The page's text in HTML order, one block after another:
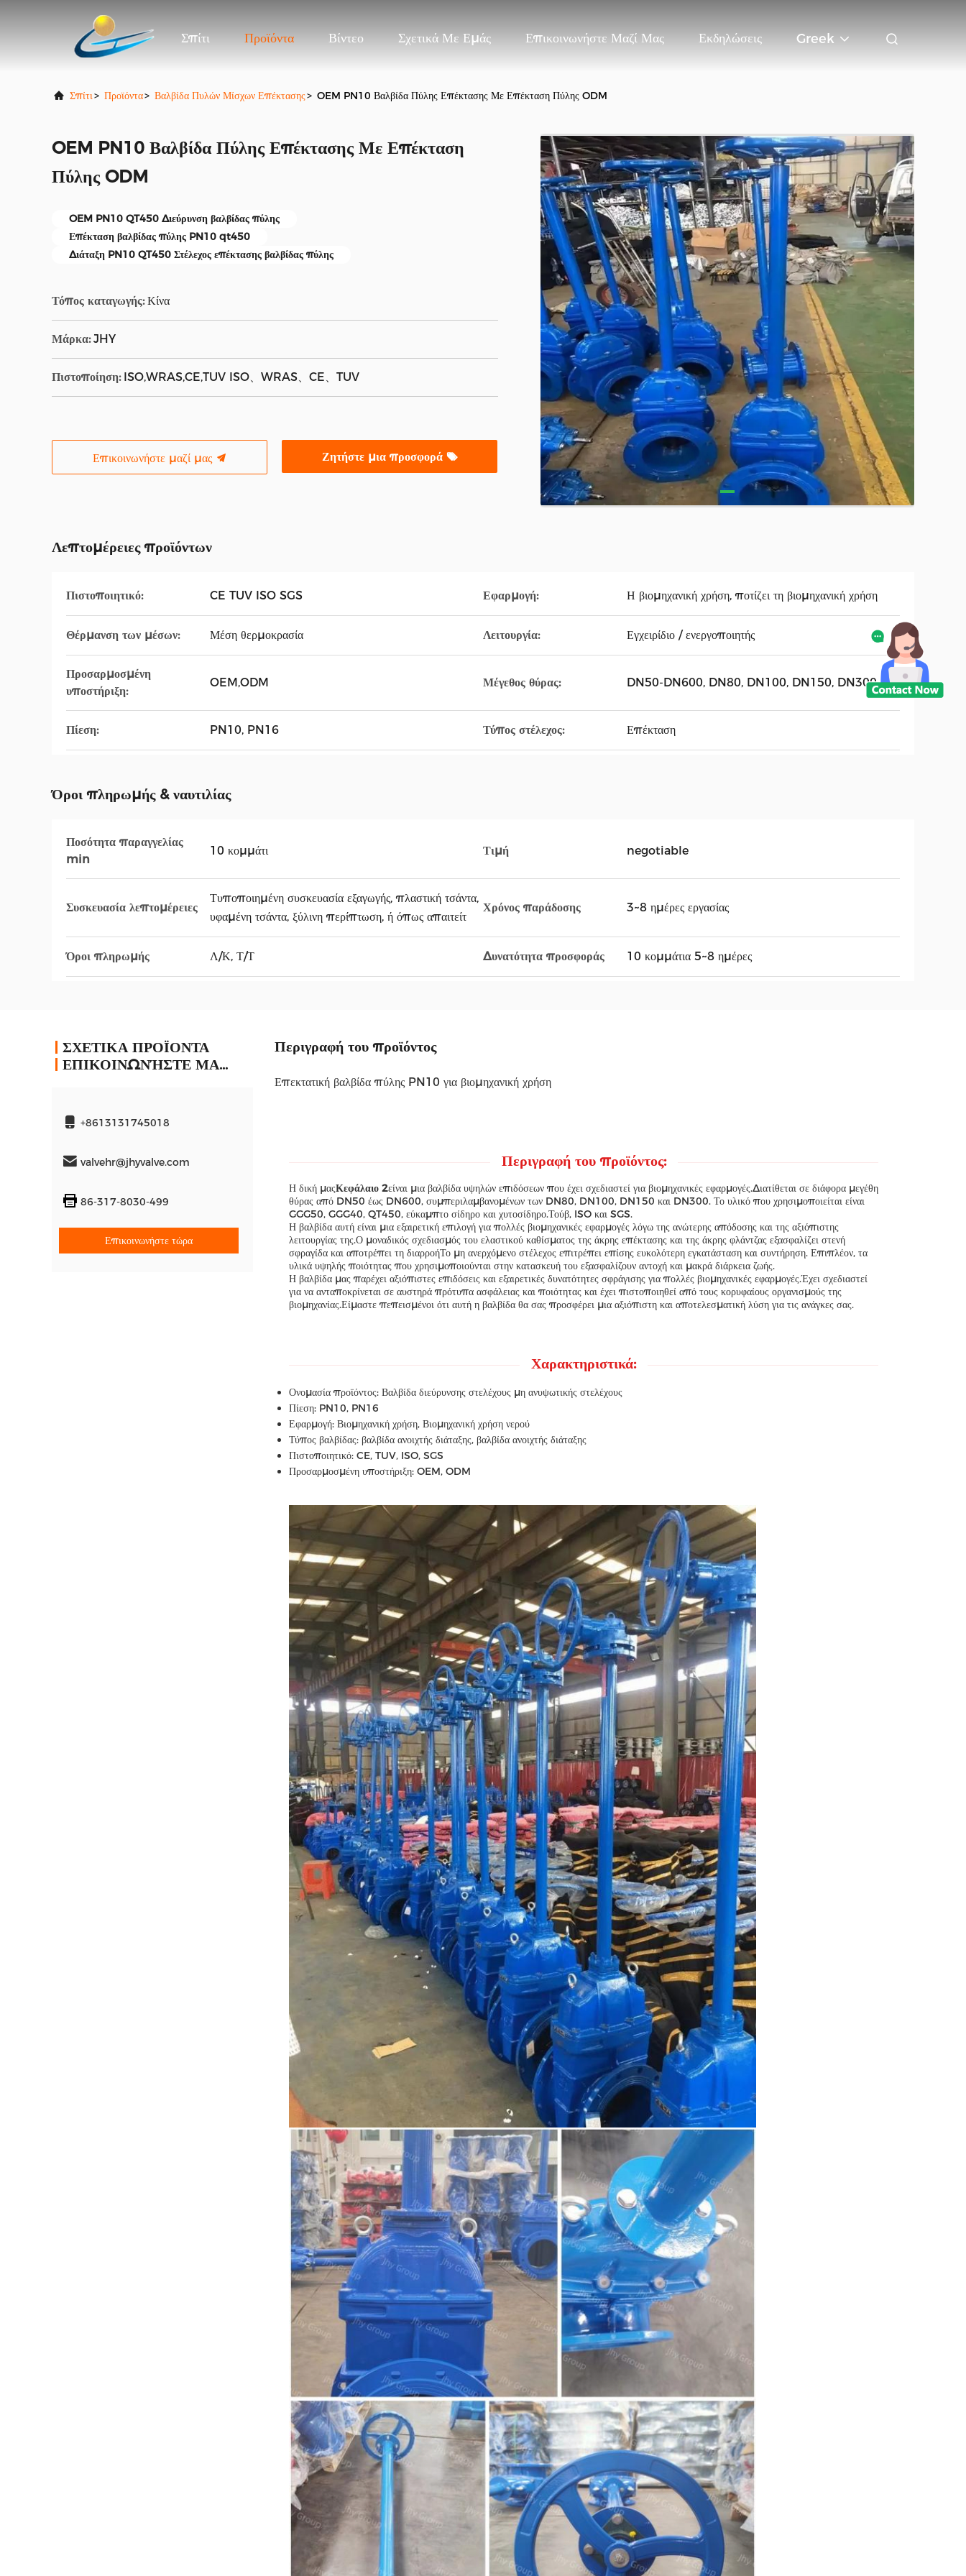
Σπίτι Προϊόντα Βίντεο Σχετικά Με Εμάς Επικοινωνήστε Μαζί Μας Εκδηλώσεις Greek
Σπίτι> Προϊόντα> Βαλβίδα Πυλών Μίσχων Επέκτασης> OEM PN10 Βαλβίδα Πύλης Επέκτασης Με Επέκταση Πύλης ODM
OEM PN10 Βαλβίδα Πύλης Επέκτασης Με Επέκταση
Πύλης ODM
OEM PN10 QT450 Διεύρυνση βαλβίδας πύλης
Επέκταση βαλβίδας πύλης PN10 qt450
Διάταξη PN10 QT450 Στέλεχος επέκτασης βαλβίδας πύλης
Τόπος καταγωγής: Κίνα
Μάρκα: JHY
Πιστοποίηση: ISO,WRAS,CE,TUV ISO、WRAS、CE、TUV
Επικοινωνήστε μαζί μας Ζητήστε μια προσφορά
Λεπτομέρειες προϊόντων
Πιστοποιητικό: CE TUV ISO SGS Εφαρμογή: Η βιομηχανική χρήση, ποτίζει τη βιομηχανική χρήση
Θέρμανση των μέσων: Μέση θερμοκρασία Λειτουργία: Εγχειρίδιο / ενεργοποιητής
Προσαρμοσμένη
υποστήριξη:
OEM,ODM Μέγεθος θύρας: DN50-DN600, DN80, DN100, DN150, DN300
Πίεση: PN10, PN16 Τύπος στέλεχος: Επέκταση
Όροι πληρωμής & ναυτιλίας
Ποσότητα παραγγελίας
min
10 κομμάτι Τιμή negotiable
Συσκευασία λεπτομέρειες
Τυποποιημένη συσκευασία εξαγωγής, πλαστική τσάντα,
υφαμένη τσάντα, ξύλινη περίπτωση, ή όπως απαιτείτ
Χρόνος παράδοσης 3~8 ημέρες εργασίας
Όροι πληρωμής Λ/Κ, Τ/Τ Δυνατότητα προσφοράς 10 κομμάτια 5~8 ημέρες
ΣΧΕΤΙΚΑ ΠΡΟΪΟΝΤΑ
ΕΠΙΚΟΙΝΩΝΉΣΤΕ ΜΑΖΊ ΜΑΣ
+8613131745018
valvehr@jhyvalve.com
86-317-8030-499
Επικοινωνήστε τώρα
Περιγραφή του προϊόντος
Επεκτατική βαλβίδα πύλης PN10 για βιομηχανική χρήση
Περιγραφή του προϊόντος:
Η δική μαςΚεφάλαιο 2είναι μια βαλβίδα υψηλών επιδόσεων που έχει σχεδιαστεί για βιομηχανικές εφαρμογές.Διατίθεται σε διάφορα μεγέθη
θύρας από DN50 έως DN600, συμπεριλαμβανομένων των DN80, DN100, DN150 και DN300. Το υλικό που χρησιμοποιείται είναι
GGG50, GGG40, QT450, εύκαμπτο σίδηρο και χυτοσίδηρο.Τούβ, ISO και SGS.
Η βαλβίδα αυτή είναι μια εξαιρετική επιλογή για πολλές βιομηχανικές εφαρμογές λόγω της ανώτερης απόδοσης και της αξιόπιστης
λειτουργίας της.Ο μοναδικός σχεδιασμός του ελαστικού καθίσματος της άκρης επέκτασης και της άκρης φλάντζας εξασφαλίζει στενή
σφραγίδα και αποτρέπει τη διαρροήΤο μη ανερχόμενο στέλεχος επιτρέπει επίσης ευκολότερη εγκατάσταση και συντήρηση. Επιπλέον, τα
υλικά υψηλής ποιότητας που χρησιμοποιούνται στην κατασκευή του εξασφαλίζουν αντοχή και μακρά διάρκεια ζωής.
Η βαλβίδα μας παρέχει αξιόπιστες επιδόσεις και εξαιρετικές δυνατότητες σφράγισης για πολλές βιομηχανικές εφαρμογές.Έχει σχεδιαστεί
για να ανταποκρίνεται σε αυστηρά πρότυπα ασφάλειας και ποιότητας και έχει πιστοποιηθεί από τους κορυφαίους οργανισμούς της
βιομηχανίας.Είμαστε πεπεισμένοι ότι αυτή η βαλβίδα θα σας προσφέρει μια αξιόπιστη και αποτελεσματική λύση για τις ανάγκες σας.
Χαρακτηριστικά:
Ονομασία προϊόντος: Βαλβίδα διεύρυνσης στελέχους μη ανυψωτικής στελέχους
Πίεση: PN10, PN16
Εφαρμογή: Βιομηχανική χρήση, Βιομηχανική χρήση νερού
Τύπος βαλβίδας: βαλβίδα ανοιχτής διάταξης, βαλβίδα ανοιχτής διάταξης
Πιστοποιητικό: CE, TUV, ISO, SGS
Προσαρμοσμένη υποστήριξη: OEM, ODM